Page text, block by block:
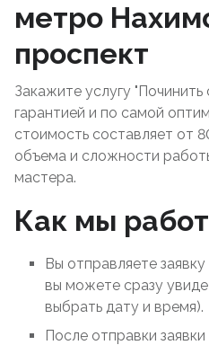
метро
проспект
Закажите услугу
гарантией и по самой
стоимость составляет от
объема и сложности
мастера.
Как мы
Вы отправляете
вы можете сразу
выбрать дату и время).
После отправки